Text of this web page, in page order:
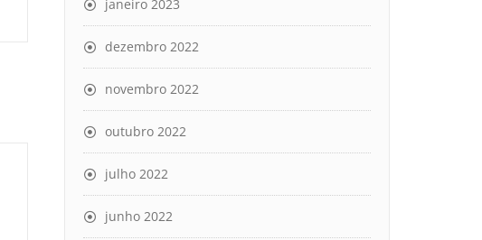
janeiro 2023
dezembro 2022
novembro 2022
outubro 2022
julho 2022
junho 2022